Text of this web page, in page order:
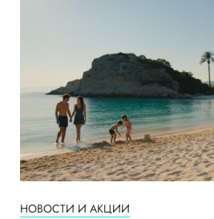
НОВОСТИ И АКЦИИ